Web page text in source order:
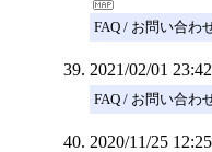
FAQ / お問い合わ
2021/02/01
FAQ / お問い合わ
2020/11/25